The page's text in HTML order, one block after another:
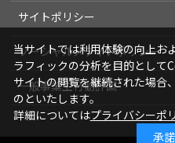
サイトポリシー
ソーシャルメディアポリシー
一般事業主行動計画
当サイトでは利用体験の向上お
ラフィックの分析を目的として
サイトの閲覧を継続された場合
のといたします。
詳細についてはプライバシーポ
承